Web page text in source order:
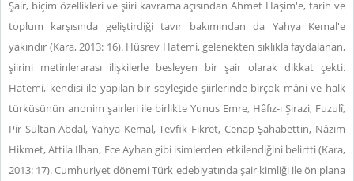
Şair, biçim özellikleri ve şiiri kavrama açısından Ahmet Haşim'e, tarih ve
toplum karşısında geliştirdiği tavır bakımından da Yahya Kemal'e
yakındır (Kara, 2013: 16). Hüsrev Hatemi, gelenekten sıklıkla faydalanan,
şiirini metinlerarası ilişkilerle besleyen bir şair olarak dikkat çekti.
Hatemi, kendisi ile yapılan bir söyleşide şiirlerinde birçok mâni ve halk
türküsünün anonim şairleri ile birlikte Yunus Emre, Hâfız-ı Şirazi, Fuzulî,
Pir Sultan Abdal, Yahya Kemal, Tevfik Fikret, Cenap Şahabettin, Nâzım
Hikmet, Attila İlhan, Ece Ayhan gibi isimlerden etkilendiğini belirtti (Kara,
2013: 17). Cumhuriyet dönemi Türk edebiyatında şair kimliği ile ön plana